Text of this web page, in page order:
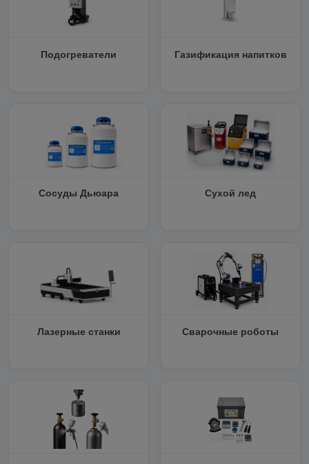
Подогреватели Газификация напитков
Сосуды Дьюара Сухой лед
Лазерные станки Сварочные роботы